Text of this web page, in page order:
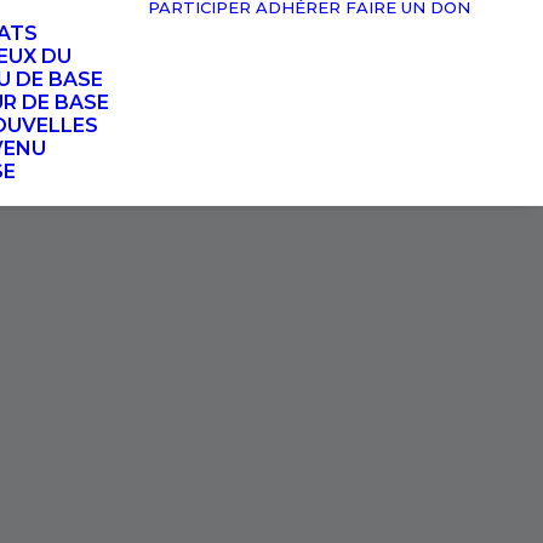
DU
DE BASE
DE BASE
PARTICIPER ADHÉRER FAIRE UN DON